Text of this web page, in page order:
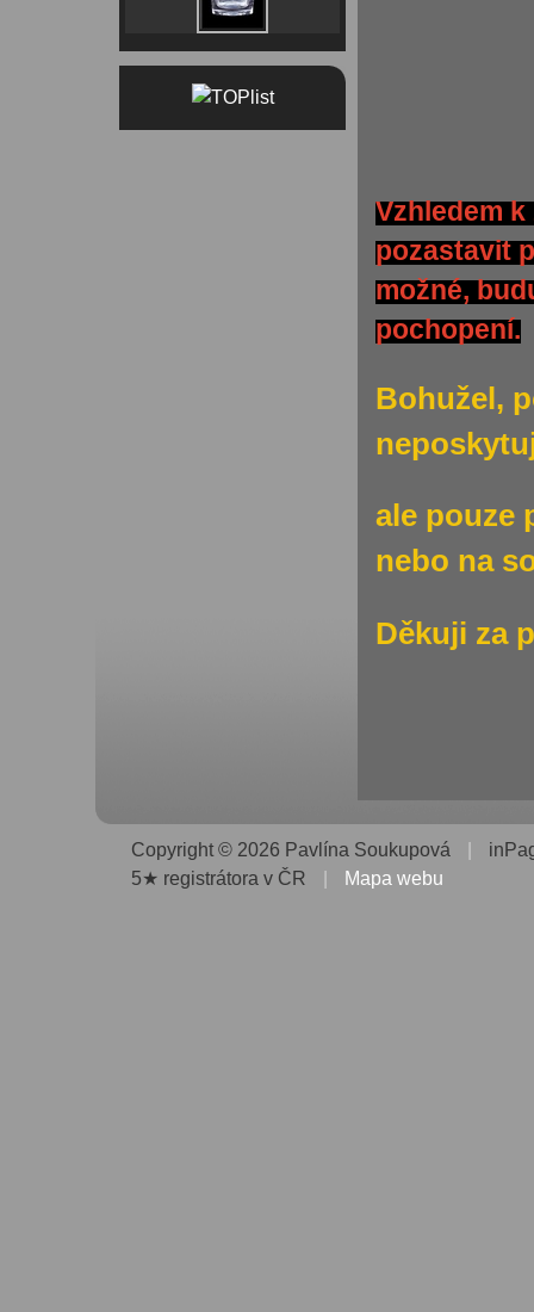
Vzhledem
pozastavit
možné,
pochopení.
Bohužel,
ale pouze
nebo na
Děkuji za
Copyright © 2026 Pavlína Soukupová
5★ registrátora v ČR
Mapa webu